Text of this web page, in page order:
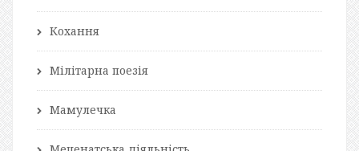
Кохання
Мілітарна поезія
Мамулечка